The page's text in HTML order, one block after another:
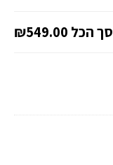
סך הכל₪549.00